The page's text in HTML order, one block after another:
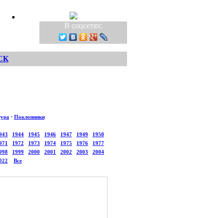
В соцсетях:
· Поклонники
1944 1945 1946 1947 1949
1950
1972 1973 1974 1975 1976
1977
1999 2000 2001 2002 2003
2004
Все